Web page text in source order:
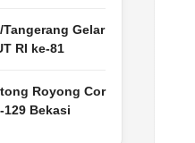
Gelar
RI ke-81
Royong Cor
129 Bekasi